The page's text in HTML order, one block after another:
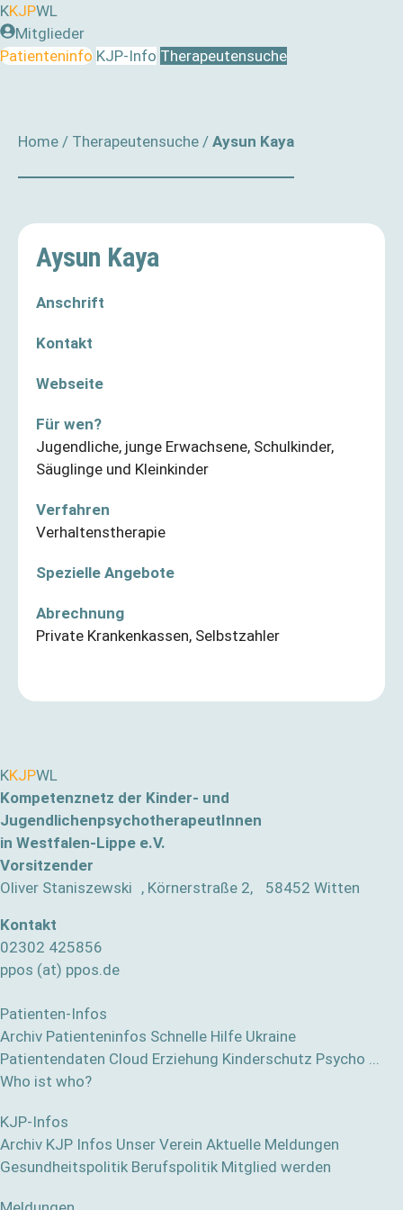
Zum
Inhalt
springen
KKJPWL
Mitglieder
Patienteninfo KJP-Info Therapeutensuche
Home / Therapeutensuche / Aysun Kaya
Aysun Kaya
Anschrift
Kontakt
Webseite
Für wen?
Jugendliche, junge Erwachsene, Schulkinder,
Säuglinge und Kleinkinder
Verfahren
Verhaltenstherapie
Spezielle Angebote
Abrechnung
Private Krankenkassen, Selbstzahler
KKJPWL
Kompetenznetz der Kinder- und
JugendlichenpsychotherapeutInnen
in Westfalen-Lippe e.V.
Vorsitzender
Oliver Staniszewski , Körnerstraße 2, 58452 Witten
Kontakt
02302 425856
ppos (at) ppos.de
Patienten-Infos
Archiv Patienteninfos Schnelle Hilfe Ukraine
Patientendaten Cloud Erziehung Kinderschutz Psycho ...
Who ist who?
KJP-Infos
Archiv KJP Infos Unser Verein Aktuelle Meldungen
Gesundheitspolitik Berufspolitik Mitglied werden